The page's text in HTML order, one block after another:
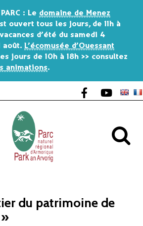
: Le domaine de Menez
ouvert tous les jours, de 11h à
d’été du samedi 4
août. L’écomusée d’Ouessant
jours de 10h à 18h >> consultez
animations.
Lien vers le
Lien vers
du patrimoine de